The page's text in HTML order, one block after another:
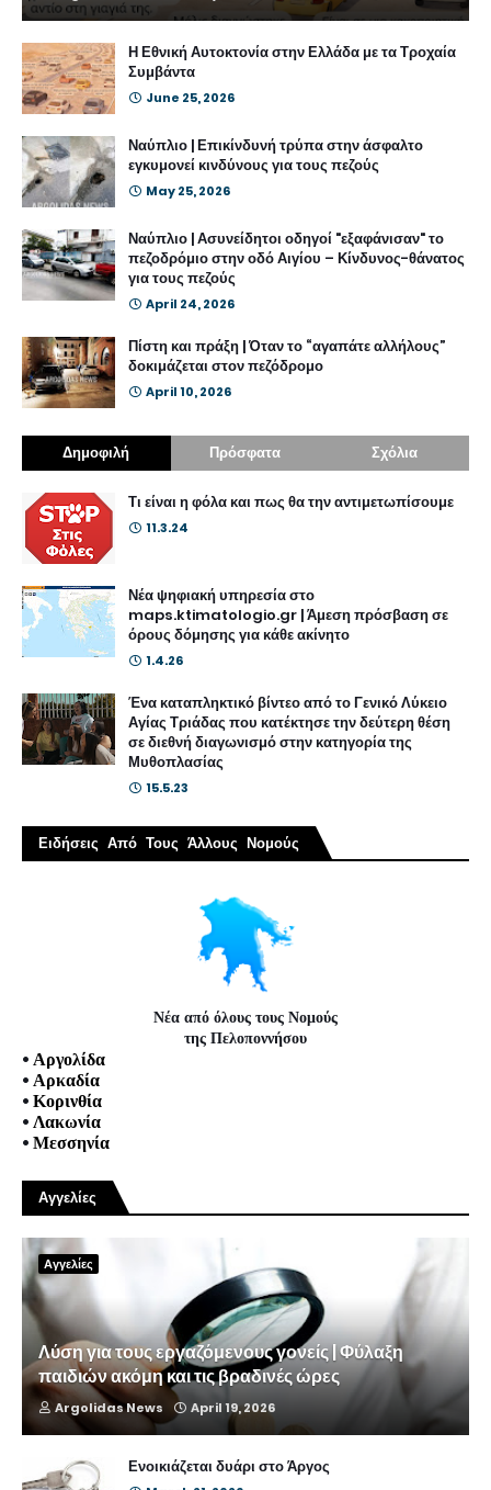
Η Εθνική Αυτοκτονία στην Ελλάδα με τα Τροχαία
Συμβάντα
June 25, 2026
Ναύπλιο | Επικίνδυνή τρύπα στην άσφαλτο
εγκυμονεί κινδύνους για τους πεζούς
May 25, 2026
Ναύπλιο | Ασυνείδητοι οδηγοί "εξαφάνισαν" το
πεζοδρόμιο στην οδό Αιγίου – Κίνδυνος-θάνατος
για τους πεζούς
April 24, 2026
Πίστη και πράξη | Όταν το “αγαπάτε αλλήλους”
δοκιμάζεται στον πεζόδρομο
April 10, 2026
Δημοφιλή Πρόσφατα Σχόλια
Τι είναι η φόλα και πως θα την αντιμετωπίσουμε
11.3.24
Νέα ψηφιακή υπηρεσία στο
maps.ktimatologio.gr | Άμεση πρόσβαση σε
όρους δόμησης για κάθε ακίνητο
1.4.26
Ένα καταπληκτικό βίντεο από το Γενικό Λύκειο
Αγίας Τριάδας που κατέκτησε την δεύτερη θέση
σε διεθνή διαγωνισμό στην κατηγορία της
Μυθοπλασίας
15.5.23
Ειδήσεις Από Τους Άλλους Νομούς
Νέα από όλους τους Νομούς
της Πελοποννήσου
• Αργολίδα
• Αρκαδία
• Κορινθία
• Λακωνία
• Μεσσηνία
Αγγελίες
Αγγελίες
Λύση για τους εργαζόμενους γονείς | Φύλαξη
παιδιών ακόμη και τις βραδινές ώρες
Argolidas News April 19, 2026
Ενοικιάζεται δυάρι στο Άργος